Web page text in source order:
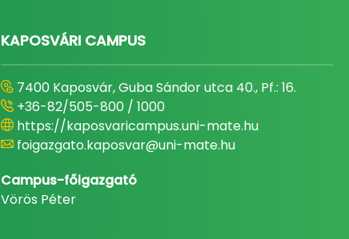
KAPOSVÁRI CAMPUS
7400 Kaposvár, Guba Sándor utca 40., Pf.: 16.
+36-82/505-800 / 1000
https://kaposvaricampus.uni-mate.hu
foigazgato.kaposvar@uni-mate.hu
Campus-főigazgató
Vörös Péter